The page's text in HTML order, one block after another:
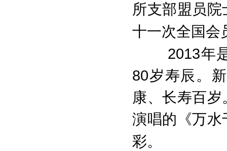
所支部盟员
十一次全国会
2013年
80岁寿辰。
康、长寿百
演唱的《万
彩。